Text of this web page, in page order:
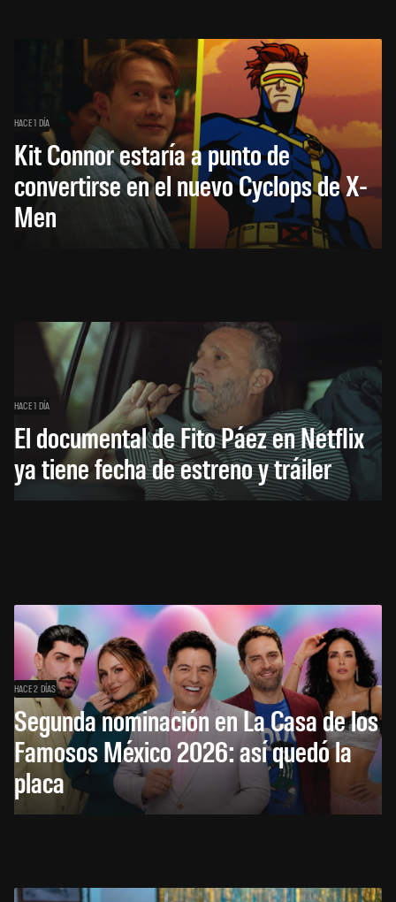
HACE 1 DÍA
Kit Connor estaría a punto de
convertirse en el nuevo Cyclops de X-
Men
HACE 1 DÍA
El documental de Fito Páez en Netflix
ya tiene fecha de estreno y tráiler
HACE 2 DÍAS
Segunda nominación en La Casa de los
Famosos México 2026: así quedó la
placa